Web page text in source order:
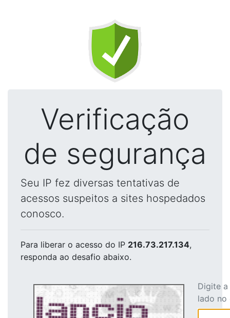
Verificação
de segurança
Seu IP fez diversas tentativas de
acessos suspeitos a sites hospedados
conosco.
Para liberar o acesso do IP 216.73.217.134,
responda ao desafio abaixo.
Digite
lado no